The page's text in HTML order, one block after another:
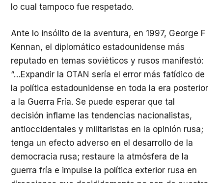
lo cual tampoco fue respetado.
Ante lo insólito de la aventura, en 1997, George F
Kennan, el diplomático estadounidense más
reputado en temas soviéticos y rusos manifestó:
“…Expandir la OTAN sería el error más fatídico de
la política estadounidense en toda la era posterior
a la Guerra Fría. Se puede esperar que tal
decisión inflame las tendencias nacionalistas,
antioccidentales y militaristas en la opinión rusa;
tenga un efecto adverso en el desarrollo de la
democracia rusa; restaure la atmósfera de la
guerra fría e impulse la política exterior rusa en